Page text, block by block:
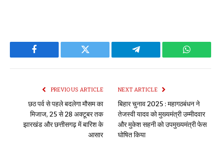
Facebook Twitter Telegram
PREVIOUS ARTICLE
छठ पर्व से पहले बदलेगा मौसम का
मिजाज, 25 से 28 अक्टूबर तक
झारखंड और छत्तीसगढ़ में बारिश के
आसार
NEXT ARTICLE
बिहार चुनाव 2025 : महागठबंधन ने
तेजस्वी यादव को मुख्यमंत्री उम्मीदवार
और मुकेश सहनी को उपमुख्यमंत्री फेस
घोषित किया